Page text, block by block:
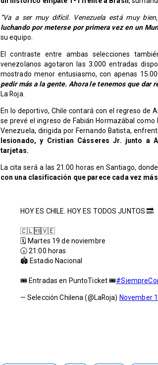
“Va a ser muy difícil. Venezuela está muy
luchando por meterse por primera vez en un
su equipo.
El contraste entre ambas selecciones
venezolanos agotaron las 3.000 entradas
mostrado menor entusiasmo, con apenas
pedir más a la gente. Ahora le tenemos que dar
La Roja.
En lo deportivo, Chile contará con el regreso de
se prevé el ingreso de Fabián Hormazábal
Venezuela, dirigida por Fernando Batista,
lesionado, y Cristian Cásseres Jr. junto a
tarjetas.
La cita será a las 21:00 horas en Santiago,
con una clasificación que parece cada vez
HOY ES CHILE. HOY ES TODOS JUNTOS 🔜
🇨🇱🆚🇻🇪
🗓️ Martes 19 de noviembre
🕠 21:00 horas
🏟️ Estadio Nacional
🎟️ Entradas en PuntoTicket 🎟️
— Selección Chilena (@LaRoja) November